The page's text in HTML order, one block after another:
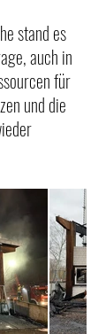
stand es
auch in
für
und die